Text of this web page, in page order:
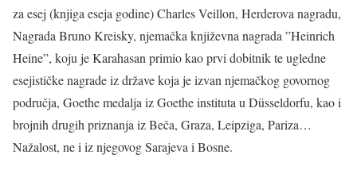
za esej (knjiga eseja godine) Charles Veillon, Herderova nagradu,
Nagrada Bruno Kreisky, njemačka književna nagrada ”Heinrich
Heine”, koju je Karahasan primio kao prvi dobitnik te ugledne
esejističke nagrade iz države koja je izvan njemačkog govornog
područja, Goethe medalja iz Goethe instituta u Düsseldorfu, kao i
brojnih drugih priznanja iz Beča, Graza, Leipziga, Pariza…
Nažalost, ne i iz njegovog Sarajeva i Bosne.